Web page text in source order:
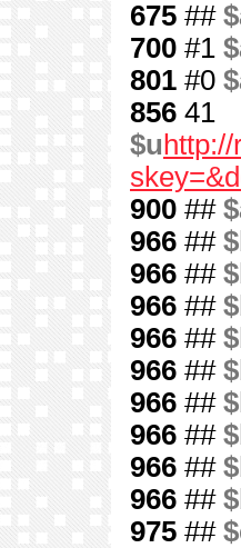
675 ##
700 #1
801 #0
856 41
$u
900 ##
966 ##
966 ##
966 ##
966 ##
966 ##
966 ##
966 ##
966 ##
966 ##
975 ##